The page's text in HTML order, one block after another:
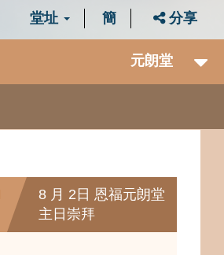
堂址 簡 分享
元朗堂
8 月 2日 恩福元朗堂
主日崇拜